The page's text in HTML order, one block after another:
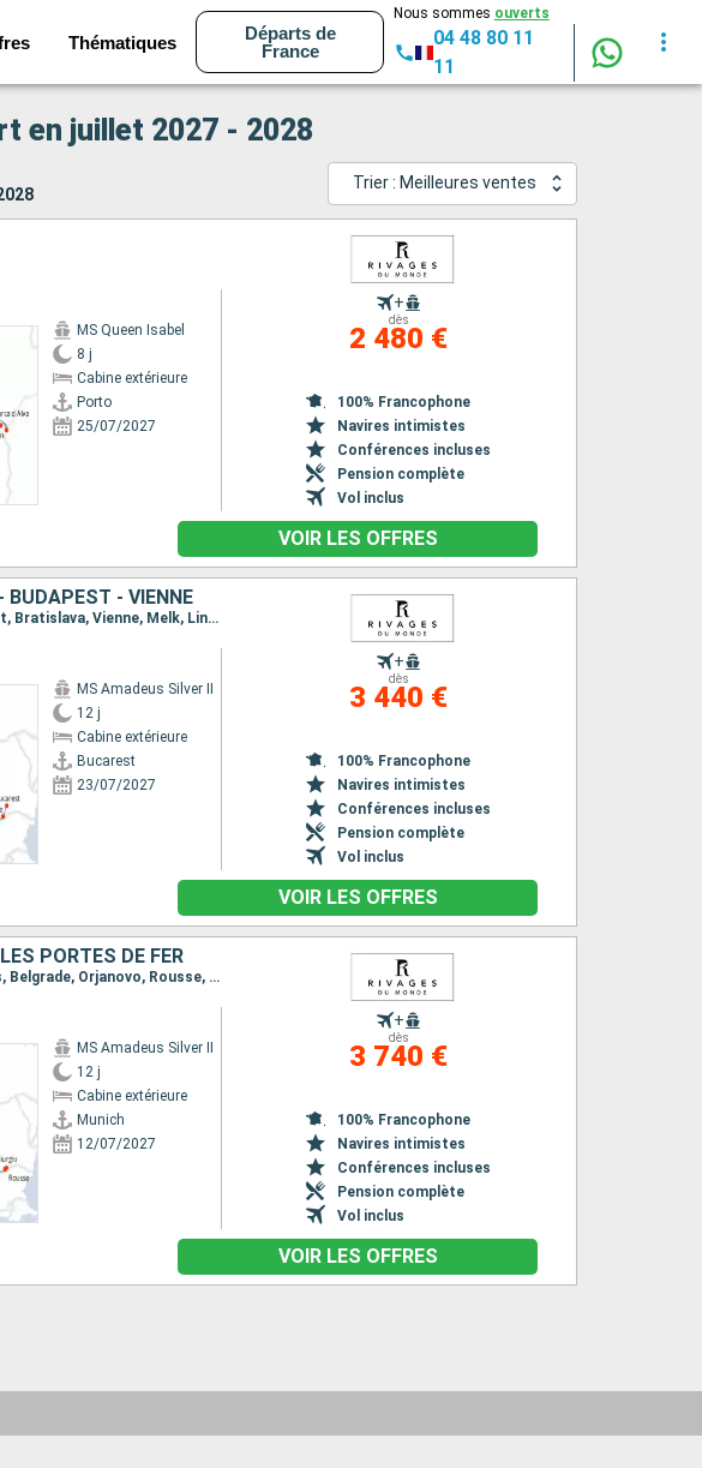
Thématiques
Départs de
France
Nous sommes ouverts
04 48 80 11
11
en juillet 2027 - 2028
Trier : Meilleures ventes
MS Queen Isabel
8 j
Cabine extérieure
Porto
25/07/2027
+
dès
2 480 €
100% Francophone
Navires intimistes
Conférences incluses
Pension complète
Vol inclus
VOIR LES OFFRES
BUDAPEST - VIENNE
Itinéraire : Bucarest, Rousse, Orjanovo, Belgrade, Vukovar, Budapest, Bratislava, Vienne, Melk, Linz, Passau
MS Amadeus Silver II
12 j
Cabine extérieure
Bucarest
23/07/2027
+
dès
3 440 €
100% Francophone
Navires intimistes
Conférences incluses
Pension complète
Vol inclus
VOIR LES OFFRES
PORTES DE FER
Itinéraire : Munich, Linz, Melk, Vienne, Bratislava, Budapest, Mohacs, Belgrade, Orjanovo, Rousse, Giurgiu
MS Amadeus Silver II
12 j
Cabine extérieure
Munich
12/07/2027
+
dès
3 740 €
100% Francophone
Navires intimistes
Conférences incluses
Pension complète
Vol inclus
VOIR LES OFFRES